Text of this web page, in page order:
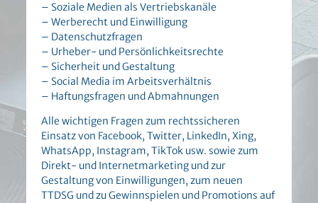
– Soziale Medien als Vertriebskanäle
– Werberecht und Einwilligung
– Datenschutzfragen
– Urheber- und Persönlichkeitsrechte
– Sicherheit und Gestaltung
– Social Media im Arbeitsverhältnis
– Haftungsfragen und Abmahnungen
Alle wichtigen Fragen zum rechtssicheren
Einsatz von Facebook, Twitter, LinkedIn, Xing,
WhatsApp, Instagram, TikTok usw. sowie zum
Direkt- und Internetmarketing und zur
Gestaltung von Einwilligungen, zum neuen
TTDSG und zu Gewinnspielen und Promotions auf